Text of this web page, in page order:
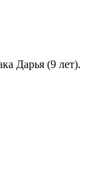
Дарья (9 лет).